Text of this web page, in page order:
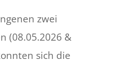
zwei
(08.05.2026 &
sich die